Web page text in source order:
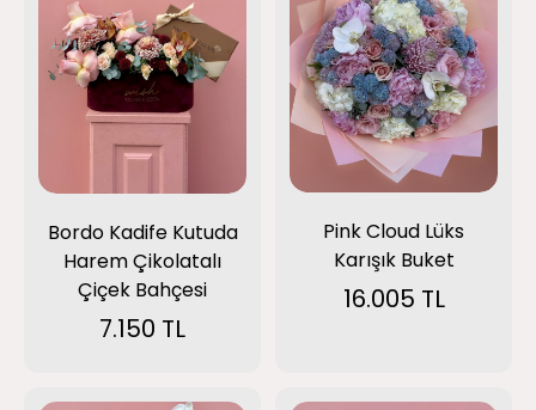
Bordo Kadife Kutuda
Harem Çikolatalı
Çiçek Bahçesi
7.150 TL
Pink Cloud Lüks
Karışık Buket
16.005 TL